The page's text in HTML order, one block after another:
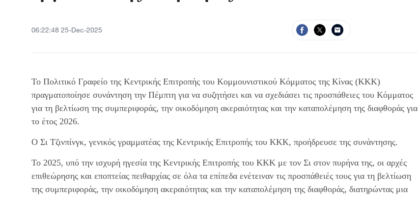
06:22:48 25-Dec-2025
Το Πολιτικό Γραφείο της Κεντρικής Επιτροπής του Κομμουνιστικού Κόμματος της Κίνας (ΚΚΚ)
πραγματοποίησε συνάντηση την Πέμπτη για να συζητήσει και να σχεδιάσει τις προσπάθειες του Κόμματος
για τη βελτίωση της συμπεριφοράς, την οικοδόμηση ακεραιότητας και την καταπολέμηση της διαφθοράς για
το έτος 2026.
Ο Σι Τζινπίνγκ, γενικός γραμματέας της Κεντρικής Επιτροπής του ΚΚΚ, προήδρευσε της συνάντησης.
Το 2025, υπό την ισχυρή ηγεσία της Κεντρικής Επιτροπής του ΚΚΚ με τον Σι στον πυρήνα της, οι αρχές
επιθεώρησης και εποπτείας πειθαρχίας σε όλα τα επίπεδα ενέτειναν τις προσπάθειές τους για τη βελτίωση
της συμπεριφοράς, την οικοδόμηση ακεραιότητας και την καταπολέμηση της διαφθοράς, διατηρώντας μια